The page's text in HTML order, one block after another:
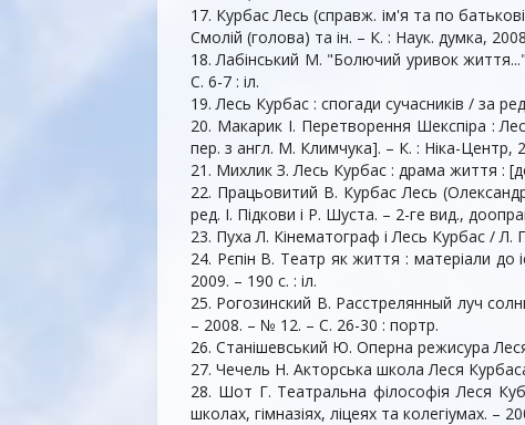
17. Курбас Лесь (справж. ім'я та по
Смолій (голова) та ін. – К. : Наук. думка,
18. Лабінський М. "Болючий уривок
С. 6-7 : іл.
19. Лесь Курбас : спогади сучасників / за
20. Макарик І. Перетворення Шекспіра :
пер. з англ. М. Климчука]. – К. : Ніка-Центр,
21. Михлик З. Лесь Курбас : драма життя :
22. Працьовитий В. Курбас Лесь
ред. І. Підкови і Р. Шуста. – 2-ге вид.,
23. Пуха Л. Кінематограф і Лесь Курбас / Л.
24. Рєпін В. Театр як життя : матеріали до
2009. – 190 с. : іл.
25. Рогозинский В. Расстрелянный луч
– 2008. – № 12. – С. 26-30 : портр.
26. Станішевський Ю. Оперна режисура
27. Чечель Н. Акторська школа Леся
28. Шот Г. Театральна філософія Леся
школах, гімназіях, ліцеях та колегіумах. –